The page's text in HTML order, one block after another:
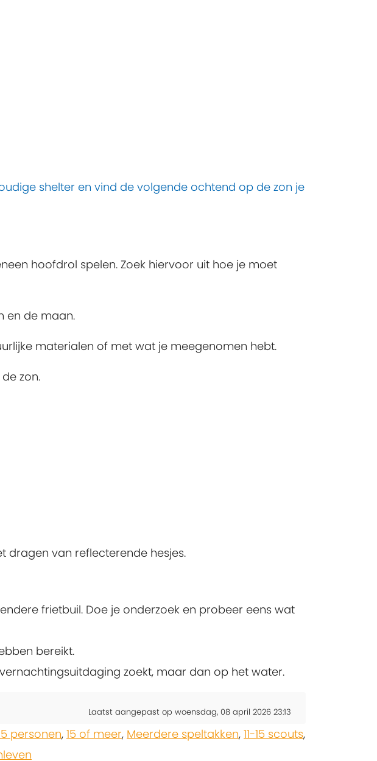
shelter en vind de volgende ochtend op de zon je
hoofdrol spelen. Zoek hiervoor uit hoe je moet
en de maan.
materialen of met wat je meegenomen hebt.
zon.
dragen van reflecterende hesjes.
frietbuil. Doe je onderzoek en probeer eens wat
bereikt.
zoekt, maar dan op het water.
Laatst aangepast op woensdag, 08 april 2026 23:13
personen, 15 of meer, Meerdere speltakken, 11-15 scouts,